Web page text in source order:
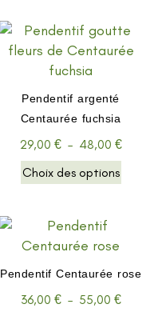
Pendentif argenté
Centaurée fuchsia
29,00 € – 48,00 €
Choix des options
Pendentif Centaurée rose
36,00 € – 55,00 €